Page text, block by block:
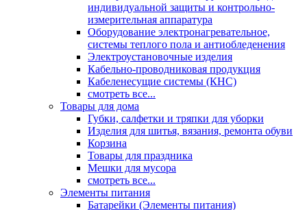
индивидуальной защиты и контрольно-
измерительная аппаратура
Оборудование электронагревательное,
системы теплого пола и антиобледенения
Электроустановочные изделия
Кабельно-проводниковая продукция
Кабеленесущие системы (КНС)
смотреть все...
Товары для дома
Губки, салфетки и тряпки для уборки
Изделия для шитья, вязания, ремонта обуви
Корзина
Товары для праздника
Мешки для мусора
смотреть все...
Элементы питания
Батарейки (Элементы питания)